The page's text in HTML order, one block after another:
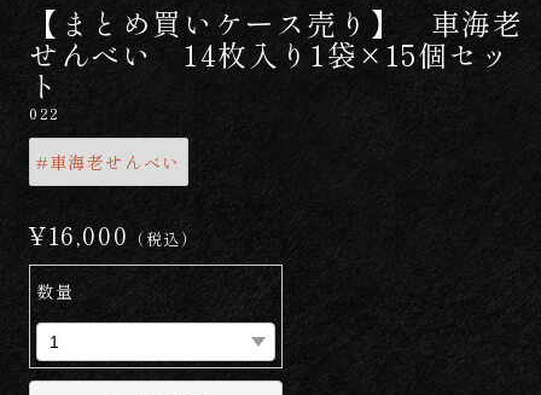
【まとめ買いケース売り】 車海老
せんべい 14枚入り1袋×15個セッ
ト
022
#車海老せんべい
¥16,000 （税込）
数量